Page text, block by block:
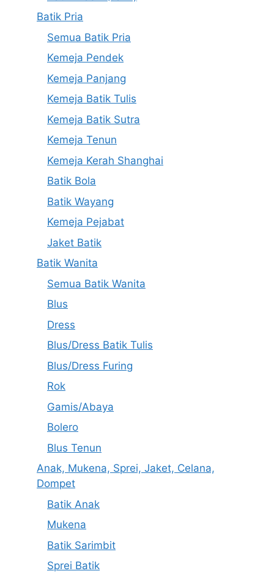
Batik Pria
Semua Batik Pria
Kemeja Pendek
Kemeja Panjang
Kemeja Batik Tulis
Kemeja Batik Sutra
Kemeja Tenun
Kemeja Kerah Shanghai
Batik Bola
Batik Wayang
Kemeja Pejabat
Jaket Batik
Batik Wanita
Semua Batik Wanita
Blus
Dress
Blus/Dress Batik Tulis
Blus/Dress Furing
Rok
Gamis/Abaya
Bolero
Blus Tenun
Anak, Mukena, Sprei, Jaket, Celana,
Dompet
Batik Anak
Mukena
Batik Sarimbit
Sprei Batik